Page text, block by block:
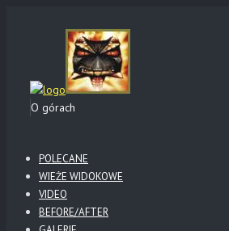
O górach
POLECANE
WIEŻE WIDOKOWE
VIDEO
BEFORE/AFTER